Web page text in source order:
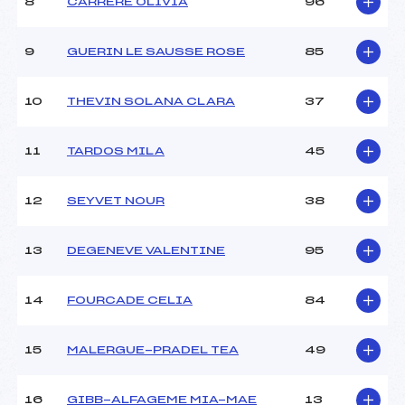
Ouvreurs D :
Météo :
Nombre de portes :
51
Traceur :
NESTIER (PE)
TILLIER (PE)
Ouvreurs C :
Ouvreurs E :
Pénalité appliquée : 221.0800
8 CARRERE OLIVIA 96
9 GUERIN LE SAUSSE ROSE 85
10 THEVIN SOLANA CLARA 37
11 TARDOS MILA 45
12 SEYVET NOUR 38
13 DEGENEVE VALENTINE 95
14 FOURCADE CELIA 84
15 MALERGUE-PRADEL TEA 49
16 GIBB-ALFAGEME MIA-MAE 13